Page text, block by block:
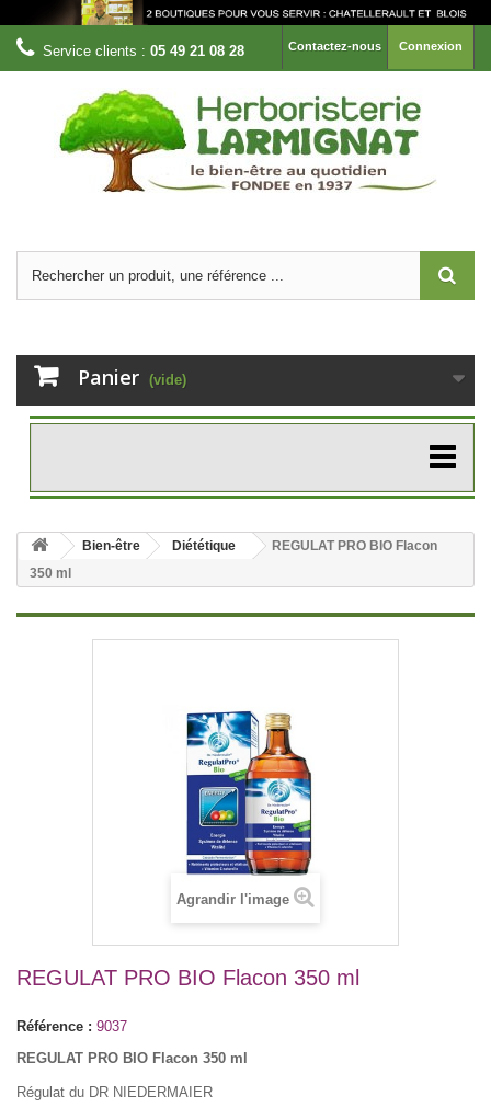
Connexion
Contactez-nous
Service clients : 05 49 21 08 28
Panier (vide)
Bien-être Diététique
REGULAT PRO BIO Flacon
350 ml
Agrandir l'image
REGULAT PRO BIO Flacon 350 ml
Référence : 9037
REGULAT PRO BIO Flacon 350 ml
Régulat du DR NIEDERMAIER